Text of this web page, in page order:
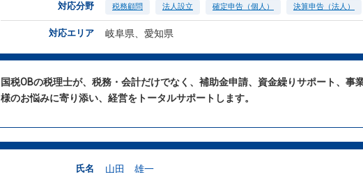
対応分野 税務顧問 法人設立 確定申告（個人） 決算申告（法人）
対応エリア 岐阜県、愛知県
国税OBの税理士が、税務・会計だけでなく、補助金申請、資金繰りサポート、事
様のお悩みに寄り添い、経営をトータルサポートします。
氏名 山田 雄一